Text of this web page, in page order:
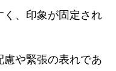
、印象が固定され
や緊張の表れであ